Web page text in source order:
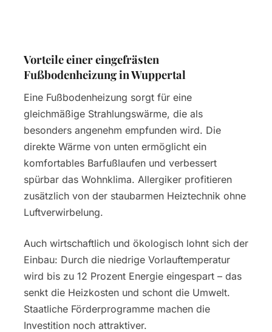
Vorteile einer eingefrästen
Fußbodenheizung in Wuppertal
Eine Fußbodenheizung sorgt für eine
gleichmäßige Strahlungswärme, die als
besonders angenehm empfunden wird. Die
direkte Wärme von unten ermöglicht ein
komfortables Barfußlaufen und verbessert
spürbar das Wohnklima. Allergiker profitieren
zusätzlich von der staubarmen Heiztechnik ohne
Luftverwirbelung.
Auch wirtschaftlich und ökologisch lohnt sich der
Einbau: Durch die niedrige Vorlauftemperatur
wird bis zu 12 Prozent Energie eingespart – das
senkt die Heizkosten und schont die Umwelt.
Staatliche Förderprogramme machen die
Investition noch attraktiver.